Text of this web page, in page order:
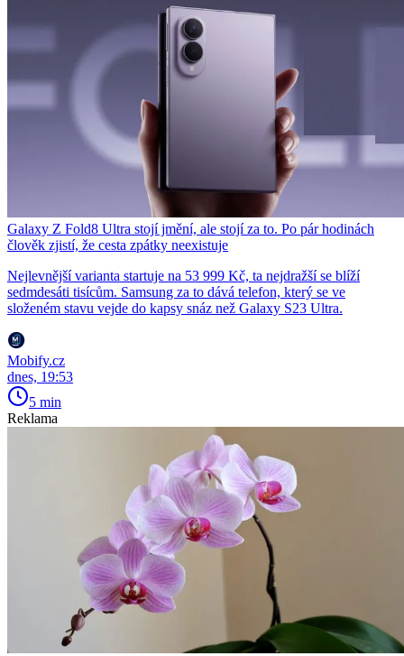
Galaxy Z Fold8 Ultra stojí jmění, ale stojí za to. Po pár hodinách
člověk zjistí, že cesta zpátky neexistuje
Nejlevnější varianta startuje na 53 999 Kč, ta nejdražší se blíží
sedmdesáti tisícům. Samsung za to dává telefon, který se ve
složeném stavu vejde do kapsy snáz než Galaxy S23 Ultra.
Mobify.cz
dnes, 19:53
5 min
Reklama